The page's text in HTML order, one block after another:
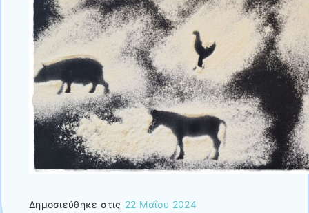
Δημοσιεύθηκε στις 22 Μαΐου 2024